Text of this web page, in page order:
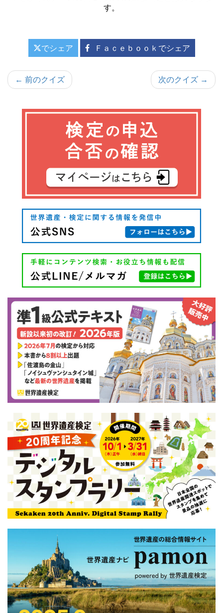
す。
でシェア Ｆａｃｅｂｏｏｋでシェア
投← 前のクイズ 次のクイズ →